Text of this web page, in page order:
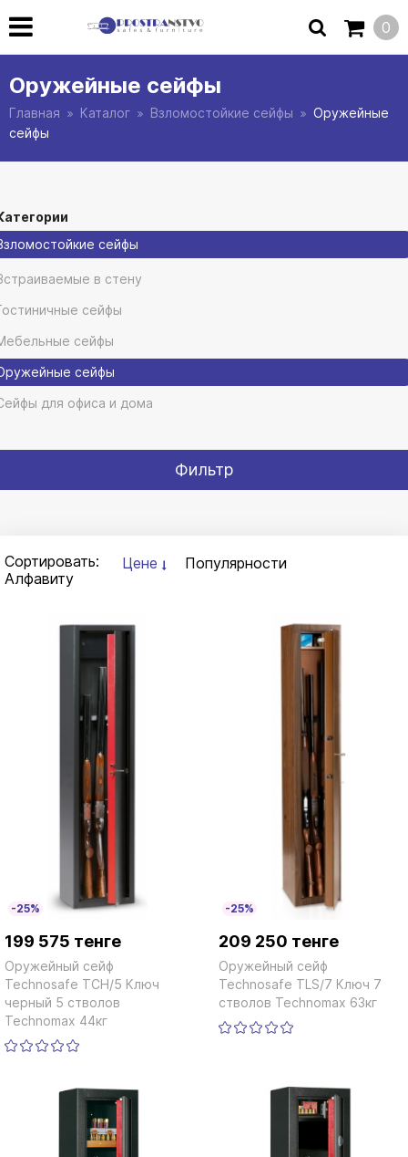
0
Оружейные сейфы
Главная Каталог Взломостойкие сейфы
Оружейные
сейфы
сейфы
в стену
сейфы
сейфы
сейфы
для офиса и дома
Фильтр
Сортировать: Цене
Популярности
Алфавиту
-25%
199 575 тенге
Оружейный сейф
Technosafe TCH/5 Ключ
черный 5 стволов
Technomax 44кг
-25%
209 250 тенге
Оружейный сейф
Technosafe TLS/7 Ключ 7
стволов Technomax 63кг